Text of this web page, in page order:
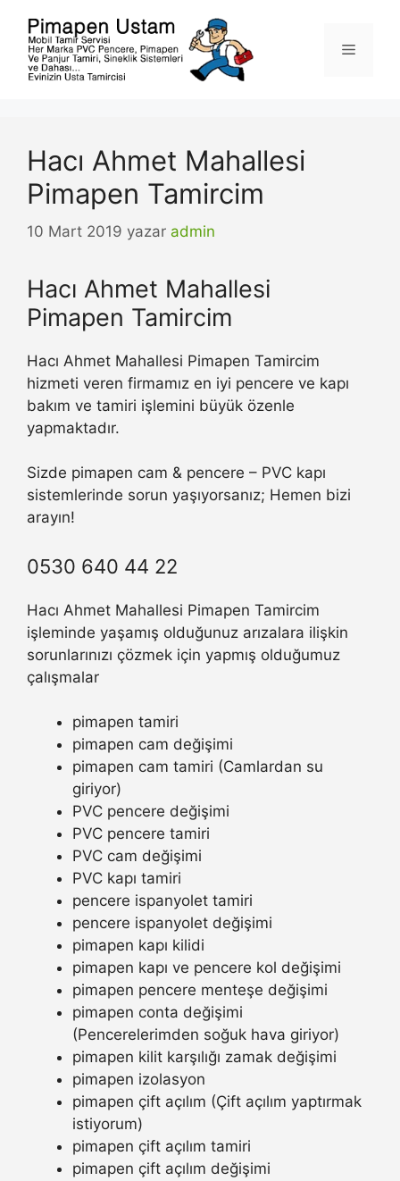
Menü
Hacı Ahmet Mahallesi
Pimapen Tamircim
10 Mart 2019 yazar admin
Hacı Ahmet Mahallesi
Pimapen Tamircim
Hacı Ahmet Mahallesi Pimapen Tamircim
hizmeti veren firmamız en iyi pencere ve kapı
bakım ve tamiri işlemini büyük özenle
yapmaktadır.
Sizde pimapen cam & pencere – PVC kapı
sistemlerinde sorun yaşıyorsanız; Hemen bizi
arayın!
0530 640 44 22
Hacı Ahmet Mahallesi Pimapen Tamircim
işleminde yaşamış olduğunuz arızalara ilişkin
sorunlarınızı çözmek için yapmış olduğumuz
çalışmalar
pimapen tamiri
pimapen cam değişimi
pimapen cam tamiri (Camlardan su
giriyor)
PVC pencere değişimi
PVC pencere tamiri
PVC cam değişimi
PVC kapı tamiri
pencere ispanyolet tamiri
pencere ispanyolet değişimi
pimapen kapı kilidi
pimapen kapı ve pencere kol değişimi
pimapen pencere menteşe değişimi
pimapen conta değişimi
(Pencerelerimden soğuk hava giriyor)
pimapen kilit karşılığı zamak değişimi
pimapen izolasyon
pimapen çift açılım (Çift açılım yaptırmak
istiyorum)
pimapen çift açılım tamiri
pimapen çift açılım değişimi